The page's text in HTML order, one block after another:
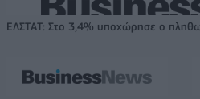
ΕΛΣΤΑΤ: Στο 3,4% υποχώρησε ο